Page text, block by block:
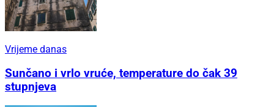
Vrijeme danas
Sunčano i vrlo vruće, temperature do čak 39
stupnjeva